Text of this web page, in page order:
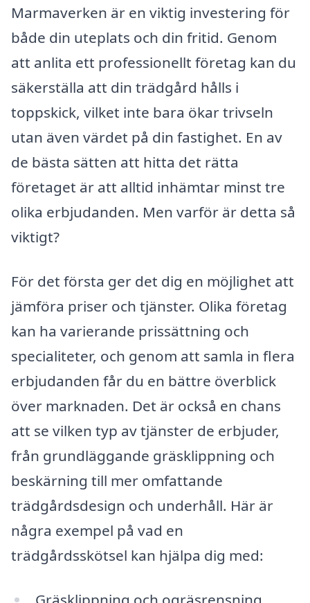
Marmaverken är en viktig investering för
både din uteplats och din fritid. Genom
att anlita ett professionellt företag kan du
säkerställa att din trädgård hålls i
toppskick, vilket inte bara ökar trivseln
utan även värdet på din fastighet. En av
de bästa sätten att hitta det rätta
företaget är att alltid inhämtar minst tre
olika erbjudanden. Men varför är detta så
viktigt?
För det första ger det dig en möjlighet att
jämföra priser och tjänster. Olika företag
kan ha varierande prissättning och
specialiteter, och genom att samla in flera
erbjudanden får du en bättre överblick
över marknaden. Det är också en chans
att se vilken typ av tjänster de erbjuder,
från grundläggande gräsklippning och
beskärning till mer omfattande
trädgårdsdesign och underhåll. Här är
några exempel på vad en
trädgårdsskötsel kan hjälpa dig med: